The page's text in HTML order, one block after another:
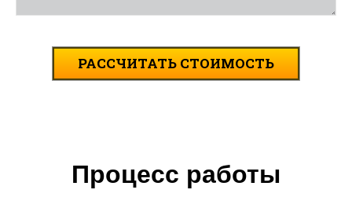
РАССЧИТАТЬ СТОИМОСТЬ
Процесс работы